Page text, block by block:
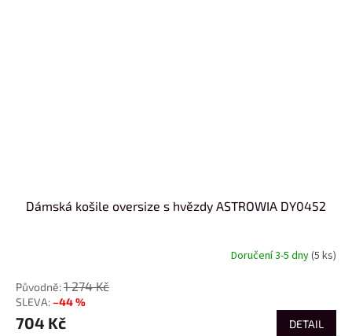
Dámská košile oversize s hvězdy ASTROWIA DY0452
Doručení 3-5 dny(5 ks)
1 274 Kč
–44 %
704 Kč DETAIL